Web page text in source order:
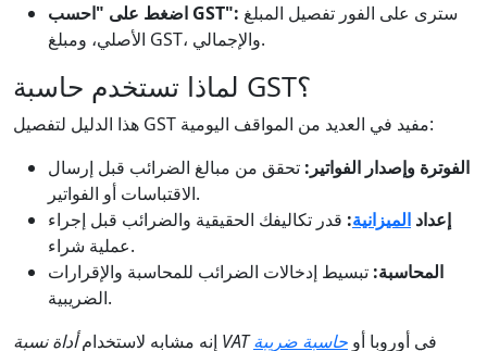
اضغط على "احسب GST":
الأصلي، ومبلغ GST، والإجمالي.
لماذا تستخدم حاسبة GST؟
هذا الدليل لتفصيل GST مفيد في العديد من المواقف اليومية:
الفوترة وإصدار الفواتير: تحقق من مبالغ الضرائب قبل إرسال
الاقتباسات أو الفواتير.
إعداد الميزانية: قدر تكاليفك الحقيقية والضرائب قبل إجراء
عملية شراء.
المحاسبة: تبسيط إدخالات الضرائب للمحاسبة والإقرارات
الضريبية.
إنه مشابه لاستخدام أداة نسبة VAT في أوروبا أو حاسبة ضريبة